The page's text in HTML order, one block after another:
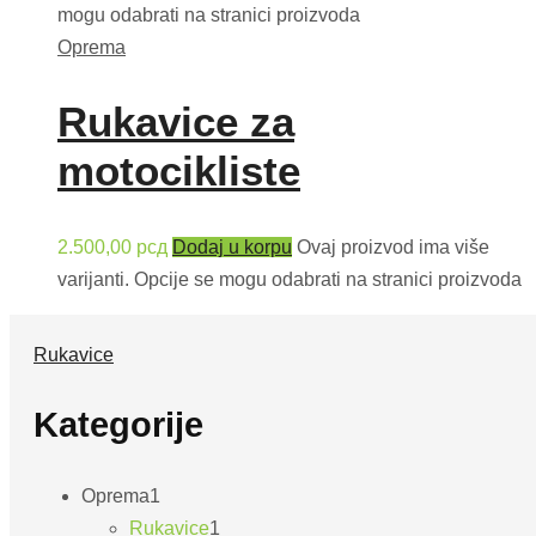
mogu odabrati na stranici proizvoda
Oprema
Rukavice za
motocikliste
2.500,00 рсд Dodaj u korpu Ovaj proizvod ima više
varijanti. Opcije se mogu odabrati na stranici proizvoda
Rukavice
Kategorije
Oprema1
Rukavice1